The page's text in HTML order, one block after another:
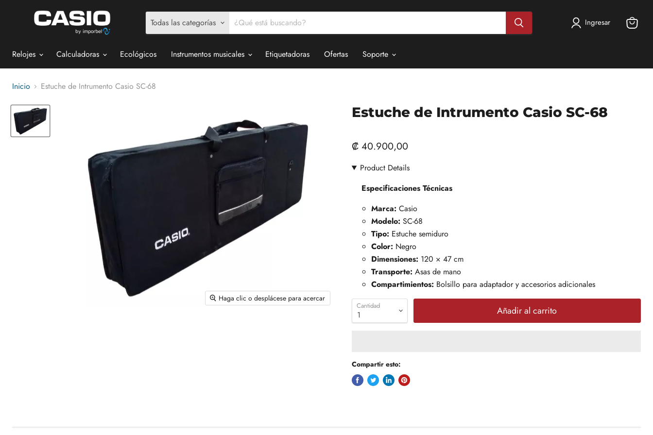
Todas las categorías Ingresar
Ver
Relojes
Calculadoras Ecológicos Instrumentos musicales Etiquetadoras Ofertas Soporte
Inicio Estuche de Intrumento Casio SC-68
Haga clic o desplácese para acercar
Estuche de Intrumento Casio SC-68
₡ 40.900,00
Product Details
Especificaciones Técnicas
Marca: Casio
Modelo: SC-68
Tipo: Estuche semiduro
Color: Negro
Dimensiones: 120 × 47 cm
Transporte: Asas de mano
Compartimientos: Bolsillo para adaptador y accesorios adicionales
Cantidad Añadir al carrito
Compartir esto: